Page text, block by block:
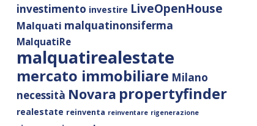
investimento investire LiveOpenHouse
Malquati malquatinonsiferma
MalquatiRe
malquatirealestate
mercato immobiliare Milano
necessità Novara propertyfinder
realestate reinventa reinventare rigenerazione